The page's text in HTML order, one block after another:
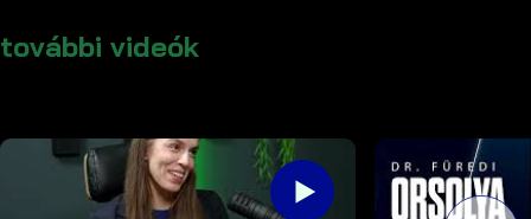
további videók